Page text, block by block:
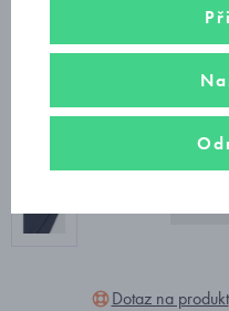
Dotaz na produkt